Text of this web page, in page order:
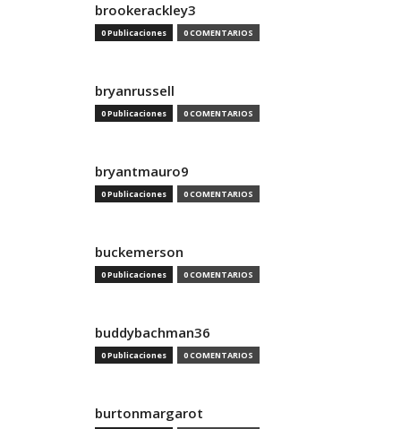
brookerackley3
0 Publicaciones 0 COMENTARIOS
bryanrussell
0 Publicaciones 0 COMENTARIOS
bryantmauro9
0 Publicaciones 0 COMENTARIOS
buckemerson
0 Publicaciones 0 COMENTARIOS
buddybachman36
0 Publicaciones 0 COMENTARIOS
burtonmargarot